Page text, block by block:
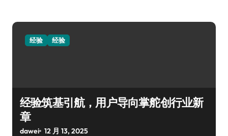
经验 经验
经验筑基引航，用户导向掌舵创行业新
章
dawei 12 月 13, 2025